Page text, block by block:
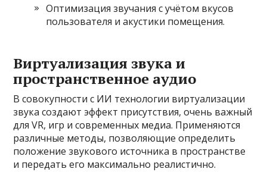
Оптимизация звучания с учётом вкусов
пользователя и акустики помещения.
Виртуализация звука и
пространственное аудио
В совокупности с ИИ технологии виртуализации
звука создают эффект присутствия, очень важный
для VR, игр и современных медиа. Применяются
различные методы, позволяющие определить
положение звукового источника в пространстве
и передать его максимально реалистично.